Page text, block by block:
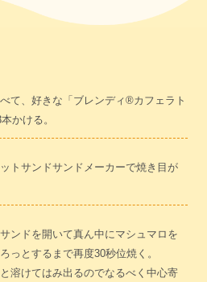
て、好きな「ブレンディ®カフェラト
かける。
トサンドサンドメーカーで焼き目が
ンドを開いて真ん中にマシュマロを
っとするまで再度30秒位焼く。
溶けてはみ出るのでなるべく中心寄